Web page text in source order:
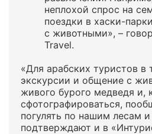
неплохой спрос на
поездки в хаски-
с животными», –
Travel.
«Для арабских туристов в
экскурсии и общение с
живого бурого медведя и,
сфотографироваться,
погулять по нашим лесам
подтверждают и в